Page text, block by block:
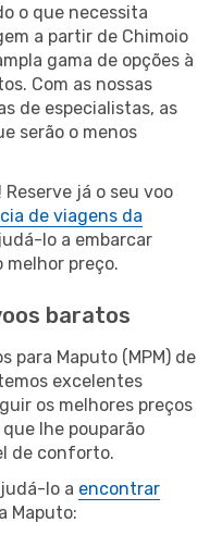
o que necessita
a partir de Chimoio
gama de opções à
Com as nossas
de especialistas, as
serão o menos
já o seu voo
de viagens da
lo a embarcar
melhor preço.
baratos
para Maputo (MPM) de
excelentes
os melhores preços
lhe pouparão
de conforto.
lo a encontrar
Maputo: